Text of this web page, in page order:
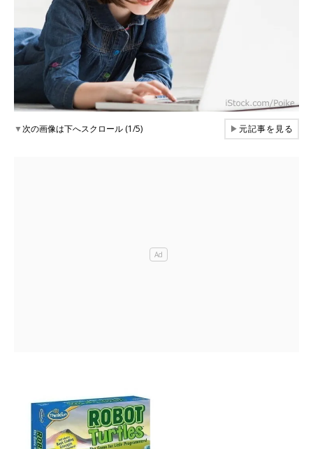
▼次の画像は下へスクロール (1/5) ▶元記事を見る